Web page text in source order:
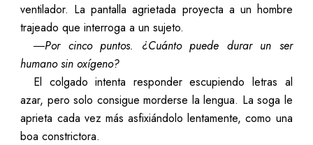
ventilador. La pantalla agrietada proyecta a un hombre
trajeado que interroga a un sujeto.
―Por cinco puntos. ¿Cuánto puede durar un ser
humano sin oxígeno?
El colgado intenta responder escupiendo letras al
azar, pero solo consigue morderse la lengua. La soga le
aprieta cada vez más asfixiándolo lentamente, como una
boa constrictora.